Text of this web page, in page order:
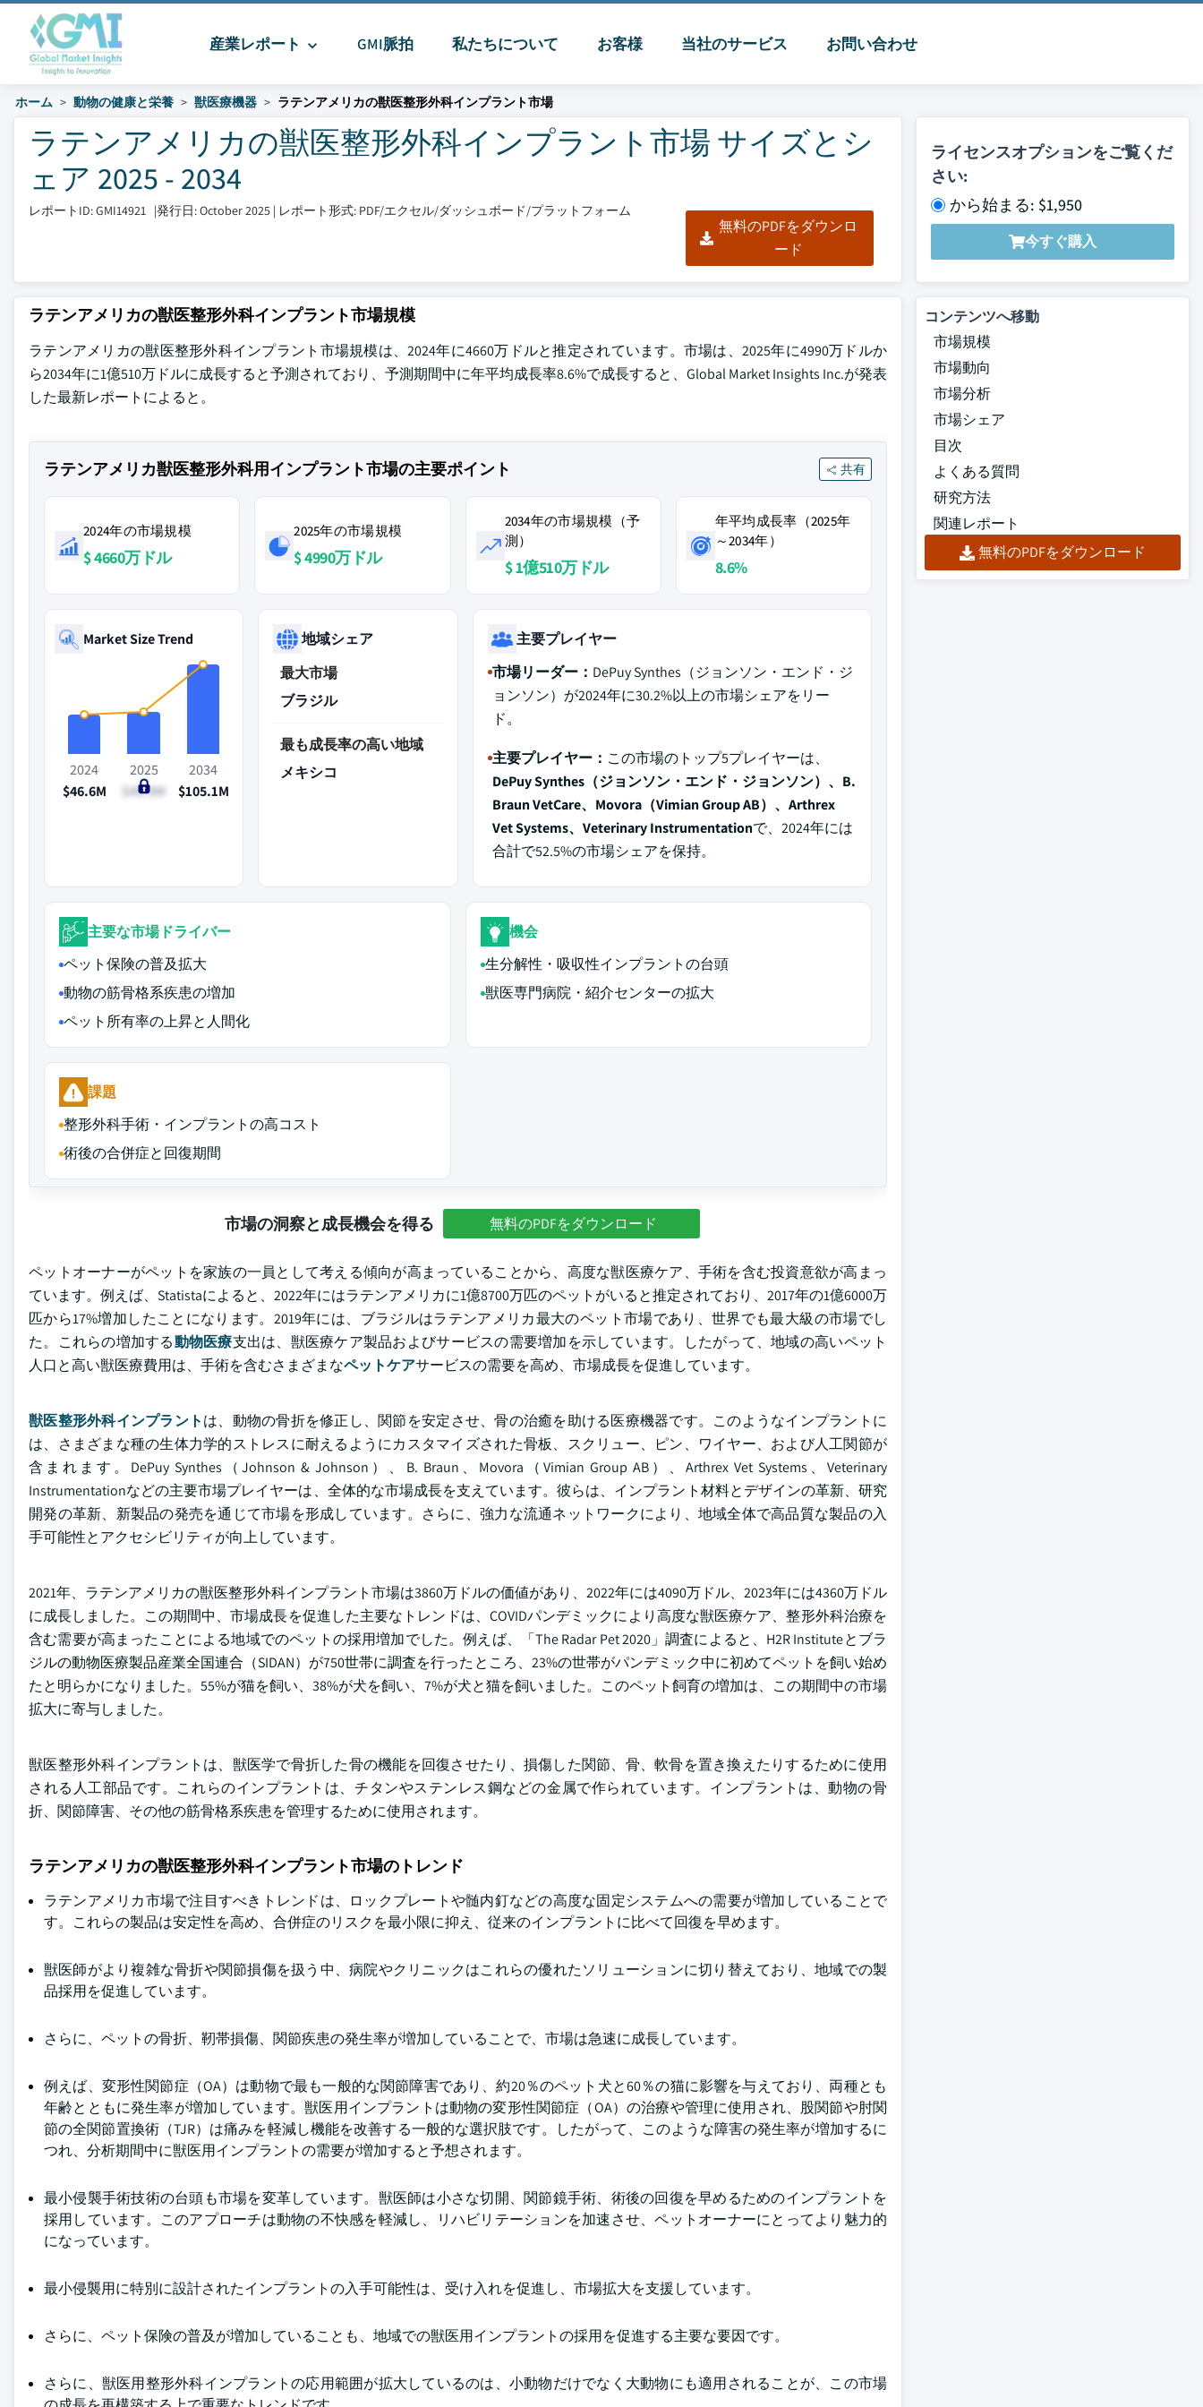
産業レポート GMI脈拍 私たちについて お客様 当社のサービス お問い合わせ
ホーム 動物の健康と栄養 獣医療機器 ラテンアメリカの獣医整形外科インプラント市場
ラテンアメリカの獣医整形外科インプラント市場 サイズとシ
ェア 2025 - 2034
レポートID: GMI14921 |発行日: October 2025 | レポート形式: PDF/エクセル/ダッシュボード/プラットフォーム
無料のPDFをダウンロ
ード
ライセンスオプションをご覧くだ
さい:
から始まる: $1,950
今すぐ購入
ラテンアメリカの獣医整形外科インプラント市場規模
ラテンアメリカの獣医整形外科インプラント市場規模は、2024年に4660万ドルと推定されています。市場は、2025年に4990万ドルか
ら2034年に1億510万ドルに成長すると予測されており、予測期間中に年平均成長率8.6%で成長すると、Global Market Insights Inc.が発表
した最新レポートによると。
ラテンアメリカ獣医整形外科用インプラント市場の主要ポイント 共有
2024年の市場規模
$ 4660万ドル
2025年の市場規模
$ 4990万ドル
2034年の市場規模（予
測）
$ 1億510万ドル
年平均成長率（2025年
～2034年）
8.6%
Market Size Trend
2024
$46.6M
2025
$49.9M
2034
$105.1M
地域シェア
最大市場
ブラジル
最も成長率の高い地域
メキシコ
主要プレイヤー
市場リーダー： DePuy Synthes（ジョンソン・エンド・ジ
ョンソン）が2024年に30.2%以上の市場シェアをリー
ド。
主要プレイヤー： この市場のトップ5プレイヤーは、
DePuy Synthes（ジョンソン・エンド・ジョンソン）、B.
Braun VetCare、Movora（Vimian Group AB）、Arthrex
Vet Systems、Veterinary Instrumentationで、2024年には
合計で52.5%の市場シェアを保持。
主要な市場ドライバー
ペット保険の普及拡大
動物の筋骨格系疾患の増加
ペット所有率の上昇と人間化
機会
生分解性・吸収性インプラントの台頭
獣医専門病院・紹介センターの拡大
課題
整形外科手術・インプラントの高コスト
術後の合併症と回復期間
市場の洞察と成長機会を得る 無料のPDFをダウンロード
ペットオーナーがペットを家族の一員として考える傾向が高まっていることから、高度な獣医療ケア、手術を含む投資意欲が高まっ
ています。例えば、Statistaによると、2022年にはラテンアメリカに1億8700万匹のペットがいると推定されており、2017年の1億6000万
匹から17%増加したことになります。2019年には、ブラジルはラテンアメリカ最大のペット市場であり、世界でも最大級の市場でし
た。これらの増加する動物医療支出は、獣医療ケア製品およびサービスの需要増加を示しています。したがって、地域の高いペット
人口と高い獣医療費用は、手術を含むさまざまなペットケアサービスの需要を高め、市場成長を促進しています。
獣医整形外科インプラントは、動物の骨折を修正し、関節を安定させ、骨の治癒を助ける医療機器です。このようなインプラントに
は、さまざまな種の生体力学的ストレスに耐えるようにカスタマイズされた骨板、スクリュー、ピン、ワイヤー、および人工関節が
含まれます。DePuy Synthes（Johnson & Johnson）、B. Braun、Movora（Vimian Group AB）、Arthrex Vet Systems、Veterinary
Instrumentationなどの主要市場プレイヤーは、全体的な市場成長を支えています。彼らは、インプラント材料とデザインの革新、研究
開発の革新、新製品の発売を通じて市場を形成しています。さらに、強力な流通ネットワークにより、地域全体で高品質な製品の入
手可能性とアクセシビリティが向上しています。
2021年、ラテンアメリカの獣医整形外科インプラント市場は3860万ドルの価値があり、2022年には4090万ドル、2023年には4360万ドル
に成長しました。この期間中、市場成長を促進した主要なトレンドは、COVIDパンデミックにより高度な獣医療ケア、整形外科治療を
含む需要が高まったことによる地域でのペットの採用増加でした。例えば、「The Radar Pet 2020」調査によると、H2R Instituteとブラ
ジルの動物医療製品産業全国連合（SIDAN）が750世帯に調査を行ったところ、23%の世帯がパンデミック中に初めてペットを飼い始め
たと明らかになりました。55%が猫を飼い、38%が犬を飼い、7%が犬と猫を飼いました。このペット飼育の増加は、この期間中の市場
拡大に寄与しました。
獣医整形外科インプラントは、獣医学で骨折した骨の機能を回復させたり、損傷した関節、骨、軟骨を置き換えたりするために使用
される人工部品です。これらのインプラントは、チタンやステンレス鋼などの金属で作られています。インプラントは、動物の骨
折、関節障害、その他の筋骨格系疾患を管理するために使用されます。
ラテンアメリカの獣医整形外科インプラント市場のトレンド
ラテンアメリカ市場で注目すべきトレンドは、ロックプレートや髄内釘などの高度な固定システムへの需要が増加していることで
す。これらの製品は安定性を高め、合併症のリスクを最小限に抑え、従来のインプラントに比べて回復を早めます。
獣医師がより複雑な骨折や関節損傷を扱う中、病院やクリニックはこれらの優れたソリューションに切り替えており、地域での製
品採用を促進しています。
さらに、ペットの骨折、靭帯損傷、関節疾患の発生率が増加していることで、市場は急速に成長しています。
例えば、変形性関節症（OA）は動物で最も一般的な関節障害であり、約20％のペット犬と60％の猫に影響を与えており、両種とも
年齢とともに発生率が増加しています。獣医用インプラントは動物の変形性関節症（OA）の治療や管理に使用され、股関節や肘関
節の全関節置換術（TJR）は痛みを軽減し機能を改善する一般的な選択肢です。したがって、このような障害の発生率が増加するに
つれ、分析期間中に獣医用インプラントの需要が増加すると予想されます。
最小侵襲手術技術の台頭も市場を変革しています。獣医師は小さな切開、関節鏡手術、術後の回復を早めるためのインプラントを
採用しています。このアプローチは動物の不快感を軽減し、リハビリテーションを加速させ、ペットオーナーにとってより魅力的
になっています。
最小侵襲用に特別に設計されたインプラントの入手可能性は、受け入れを促進し、市場拡大を支援しています。
さらに、ペット保険の普及が増加していることも、地域での獣医用インプラントの採用を促進する主要な要因です。
さらに、獣医用整形外科インプラントの応用範囲が拡大しているのは、小動物だけでなく大動物にも適用されることが、この市場
コンテンツへ移動
市場規模
市場動向
市場分析
市場シェア
目次
よくある質問
研究方法
関連レポート
無料のPDFをダウンロード